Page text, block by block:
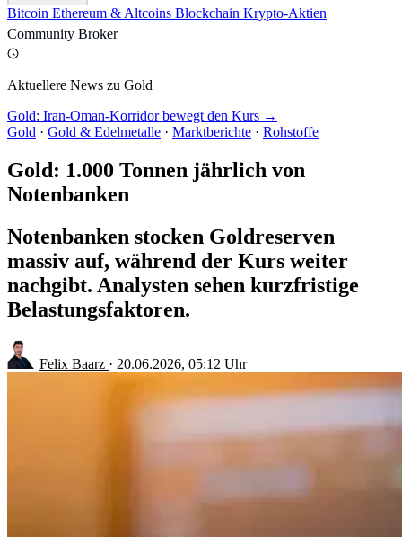
Bitcoin Ethereum & Altcoins Blockchain Krypto-Aktien
Community Broker
Aktuellere News zu Gold
Gold: Iran-Oman-Korridor bewegt den Kurs →
Gold · Gold & Edelmetalle · Marktberichte · Rohstoffe
Gold: 1.000 Tonnen jährlich von
Notenbanken
Notenbanken stocken Goldreserven
massiv auf, während der Kurs weiter
nachgibt. Analysten sehen kurzfristige
Belastungsfaktoren.
Felix Baarz · 20.06.2026, 05:12 Uhr